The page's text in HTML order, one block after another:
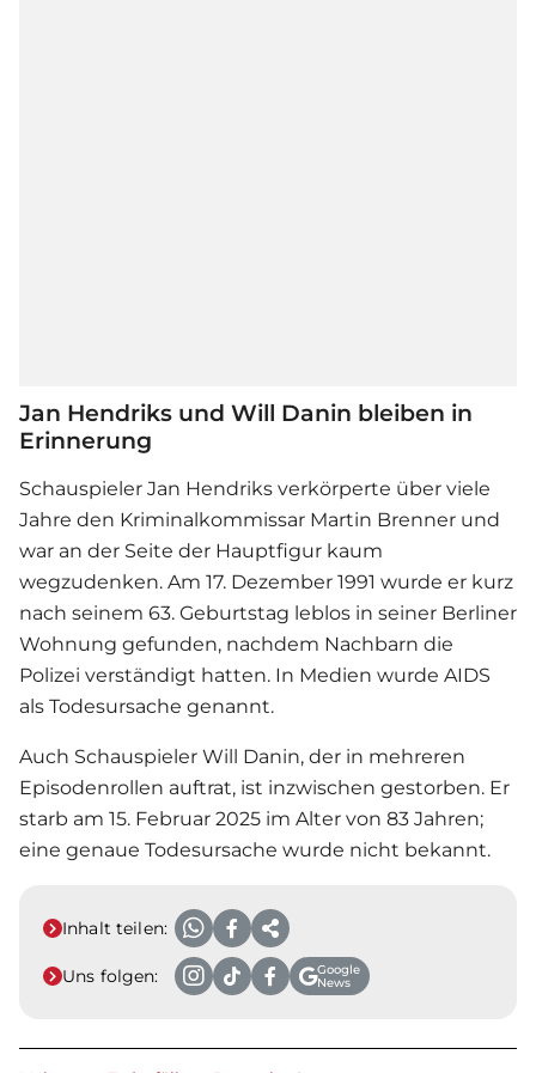
Jan Hendriks und Will Danin bleiben in
Erinnerung
Schauspieler Jan Hendriks verkörperte über viele
Jahre den Kriminalkommissar Martin Brenner und
war an der Seite der Hauptfigur kaum
wegzudenken. Am 17. Dezember 1991 wurde er kurz
nach seinem 63. Geburtstag leblos in seiner Berliner
Wohnung gefunden, nachdem Nachbarn die
Polizei verständigt hatten. In Medien wurde AIDS
als Todesursache genannt.
Auch Schauspieler Will Danin, der in mehreren
Episodenrollen auftrat, ist inzwischen gestorben. Er
starb am 15. Februar 2025 im Alter von 83 Jahren;
eine genaue Todesursache wurde nicht bekannt.
Inhalt teilen:
Uns folgen:
Google
News